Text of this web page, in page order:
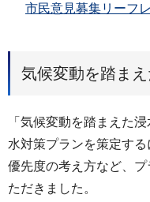
市民意見募集リーフ
気候変動を踏ま
「気候変動を踏まえた
水対策プランを策定す
優先度の考え方など、
ただきました。